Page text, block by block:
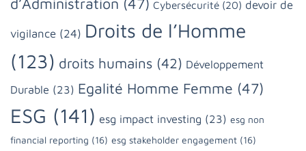
Cybersécurité (20) devoir de
vigilance (24) Droits de l’Homme
(123) droits humains (42) Développement
Durable (23) Egalité Homme Femme (47)
ESG (141) esg impact investing (23) esg non
financial reporting (16) esg stakeholder engagement (16)